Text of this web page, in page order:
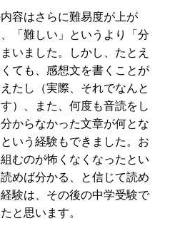
容はさらに難易度が上が
「難しい」というより「分
いました。しかし、たとえ
ても、感想文を書くことが
たし（実際、それでなんと
）、また、何度も音読をし
からなかった文章が何とな
いう経験もできました。お
むのが怖くなくなったとい
めば分かる、と信じて読め
験は、その後の中学受験で
と思います。